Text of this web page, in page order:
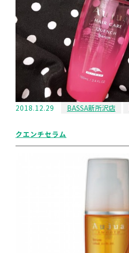
2018.12.29 BASSA新所沢店
クエンチセラム